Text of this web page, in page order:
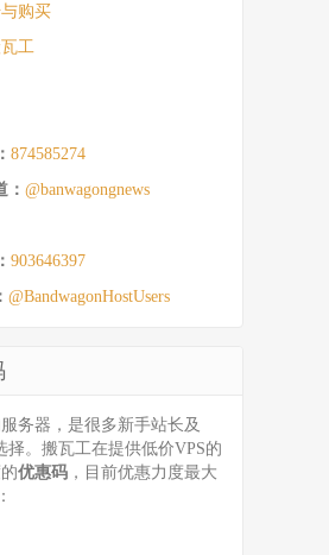
购买
工
874585274
： @banwagongnews
903646397
@BandwagonHostUsers
务器，是很多新手站长及
。搬瓦工在提供低价VPS的
优惠码 ，目前优惠力度最大